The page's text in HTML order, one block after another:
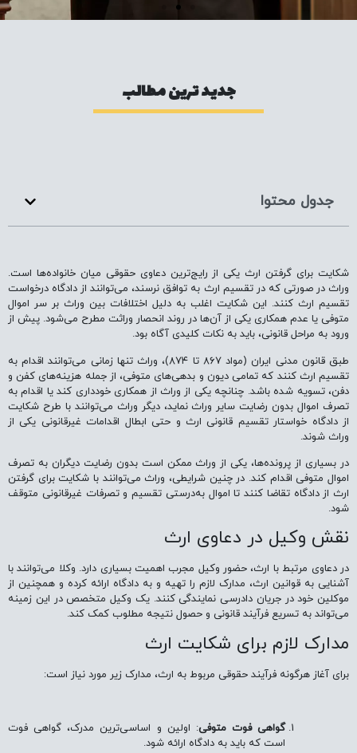
جدید ترین مطالب
جدول محتوا
شکایت برای گرفتن ارث یکی از رایج‌ترین دعاوی حقوقی میان خانواده‌ها است.
وراث در صورتی که در تقسیم ارث به توافق نرسند، می‌توانند از دادگاه درخواست
تقسیم ارث کنند. این شکایت اغلب به دلیل اختلافات بین وراث بر سر اموال
متوفی یا عدم همکاری یکی از آن‌ها در روند انحصار وراثت مطرح می‌شود. پیش از
ورود به مراحل قانونی، باید به نکات کلیدی آگاه بود.
طبق قانون مدنی ایران (مواد ۸۶۷ تا ۸۷۴)، وراث تنها زمانی می‌توانند اقدام به
تقسیم ارث کنند که تمامی دیون و بدهی‌های متوفی، از جمله هزینه‌های کفن و
دفن، تسویه شده باشد. چنانچه یکی از وراث از همکاری خودداری کند یا اقدام به
تصرف اموال بدون رضایت سایر وراث نماید، دیگر وراث می‌توانند با طرح شکایت
از دادگاه خواستار تقسیم قانونی ارث و حتی ابطال اقدامات غیرقانونی یکی از
وراث شوند.
در بسیاری از پرونده‌ها، یکی از وراث ممکن است بدون رضایت دیگران به تصرف
اموال متوفی اقدام کند. در چنین شرایطی، وراث می‌توانند با شکایت برای گرفتن
ارث از دادگاه تقاضا کنند تا اموال به‌درستی تقسیم و تصرفات غیرقانونی متوقف
شود.
نقش وکیل در دعاوی ارث
در دعاوی مرتبط با ارث، حضور وکیل مجرب اهمیت بسیاری دارد. وکلا می‌توانند با
آشنایی به قوانین ارث، مدارک لازم را تهیه و به دادگاه ارائه کرده و همچنین از
موکلین خود در جریان دادرسی نمایندگی کنند. یک وکیل متخصص در این زمینه
می‌تواند به تسریع فرآیند قانونی و حصول نتیجه مطلوب کمک کند.
مدارک لازم برای شکایت ارث
برای آغاز هرگونه فرآیند حقوقی مربوط به ارث، مدارک زیر مورد نیاز است:
گواهی فوت متوفی: اولین و اساسی‌ترین مدرک، گواهی فوت
است که باید به دادگاه ارائه شود.